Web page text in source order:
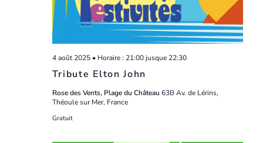
Tribute Elton John
4 août 2025 • Horaire : 21:00jusque 22:30
Rose des Vents, Plage du Château 63B Av. de Lérins,
Théoule sur Mer, France
Gratuit